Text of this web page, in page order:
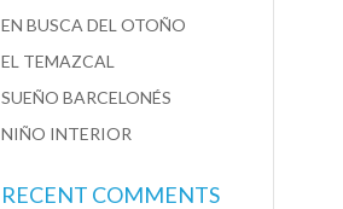
EN BUSCA DEL OTOÑO
EL TEMAZCAL
SUEÑO BARCELONÉS
NIÑO INTERIOR
RECENT COMMENTS